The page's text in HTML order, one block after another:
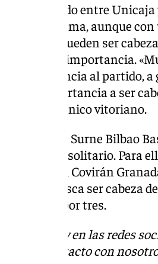
en el partido entre
a la misma, aunque
pueden ser
ha restado importancia.
doy importancia al partido,
importancia a ser
decía el técnico vitoriano.
duelo ante Surne Bilbao
líderes en solitario. Para
hora añl Covirán
busca ser cabeza
que vale por tres.
de 101Tv en las redes
en contacto con